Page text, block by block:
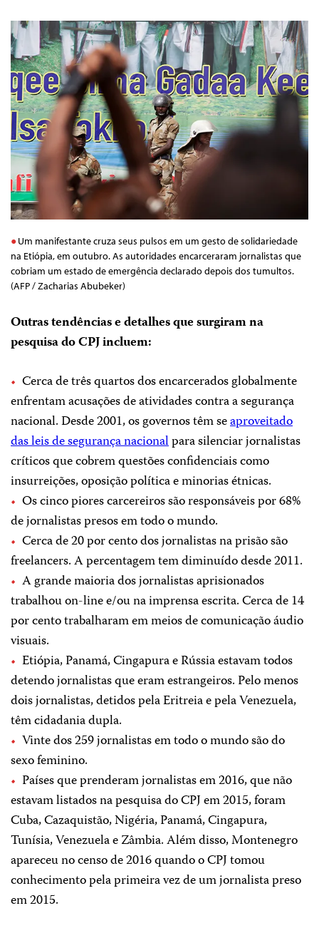
Um manifestante cruza seus pulsos em um gesto de solidariedade
na Etiópia, em outubro. As autoridades encarceraram jornalistas que
cobriam um estado de emergência declarado depois dos tumultos.
(AFP / Zacharias Abubeker)
Outras tendências e detalhes que surgiram na
pesquisa do CPJ incluem:
Cerca de três quartos dos encarcerados globalmente
enfrentam acusações de atividades contra a segurança
nacional. Desde 2001, os governos têm seaproveitado
das leis de segurança nacionalpara silenciar jornalistas
críticos que cobrem questões confidenciais como
insurreições, oposição política e minorias étnicas.
Os cinco piores carcereiros são responsáveis por 68%
de jornalistas presos em todo o mundo.
Cerca de 20 por cento dos jornalistas na prisão são
freelancers. A percentagem tem diminuído desde 2011.
A grande maioria dos jornalistas aprisionados
trabalhou on-line e/ou na imprensa escrita. Cerca de 14
por cento trabalharam em meios de comunicação áudio
visuais.
Etiópia, Panamá, Cingapura e Rússia estavam todos
detendo jornalistas que eram estrangeiros. Pelo menos
dois jornalistas, detidos pela Eritreia e pela Venezuela,
têm cidadania dupla.
Vinte dos 259 jornalistas em todo o mundo são do
sexo feminino.
Países que prenderam jornalistas em 2016, que não
estavam listados na pesquisa do CPJ em 2015, foram
Cuba, Cazaquistão, Nigéria, Panamá, Cingapura,
Tunísia, Venezuela e Zâmbia. Além disso, Montenegro
apareceu no censo de 2016 quando o CPJ tomou
conhecimento pela primeira vez de um jornalista preso
em 2015.